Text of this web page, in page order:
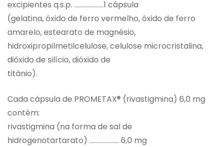
excipientes q.s.p. ………………..1 cápsula
(gelatina, óxido de ferro vermelho, óxido de ferro
amarelo, estearato de magnésio,
hidroxipropilmetilcelulose, celulose microcristalina,
dióxido de silício, dióxido de
titânio).
Cada cápsula de PROMETAX® (rivastigmina) 6,0 mg
contém:
rivastigmina (na forma de sal de
hidrogenotartarato) ……………….. 6,0 mg